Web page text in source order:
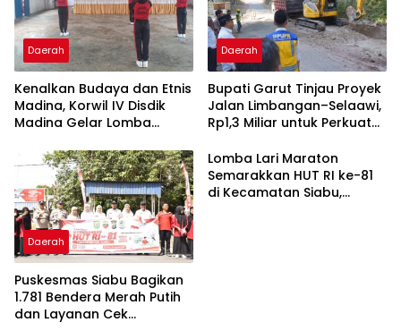
Daerah
Kenalkan Budaya dan Etnis
Madina, Korwil IV Disdik
Madina Gelar Lomba
Daerah
Bupati Garut Tinjau Proyek
Jalan Limbangan–Selaawi,
Rp1,3 Miliar untuk Perkuat
Daerah
Puskesmas Siabu Bagikan
1.781 Bendera Merah Putih
dan Layanan Cek
Lomba Lari Maraton
Semarakkan HUT RI ke-81
di Kecamatan Siabu,